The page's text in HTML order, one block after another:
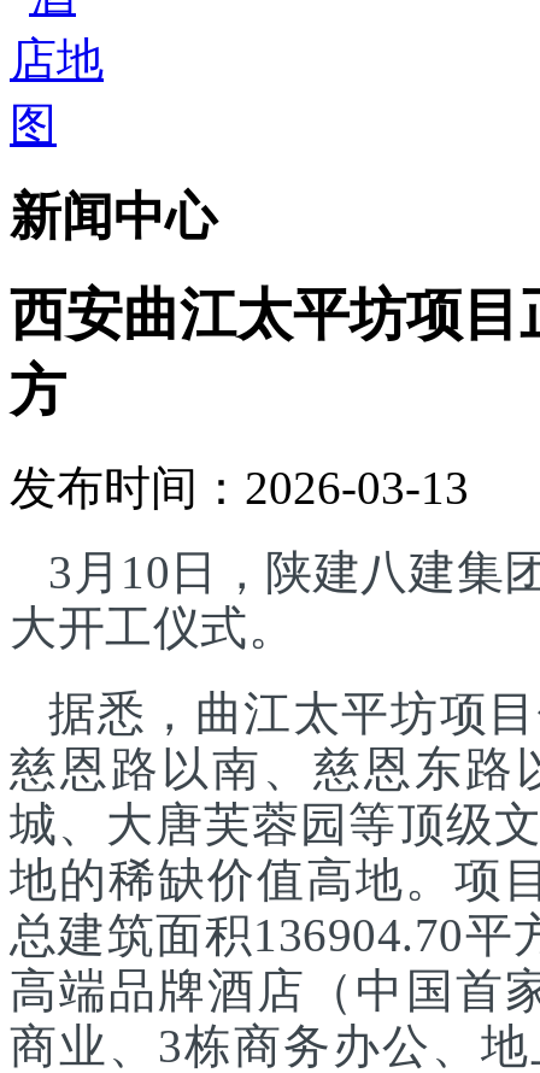
新闻中心
西安曲江太平坊项目
方
发布时间：2026-03-13
3月10日，陕建八建集
大开工仪式。
据悉，曲江太平坊项
慈恩路以南、慈恩东路
城、大唐芙蓉园等顶级
地的稀缺价值高地。项
总建筑面积136904.70
高端品牌酒店（中国首
商业、3栋商务办公、